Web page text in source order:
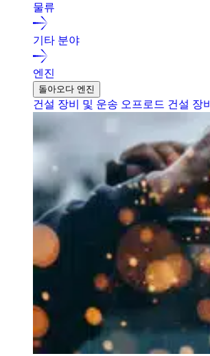
물류
기타 분야
엔진
돌아오다 엔진
건설 장비 및 운송 오프로드 건설 장비